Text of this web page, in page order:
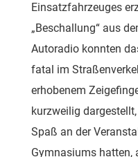
Einsatzfahrzeuges
„Beschallung“ aus
Autoradio konnten
fatal im
erhobenem
kurzweilig
Spaß an der
Gymnasiums hatten,